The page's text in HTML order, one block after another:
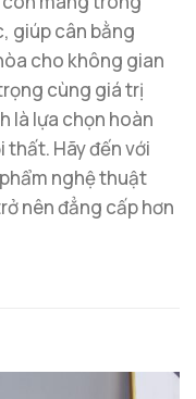
giúp cân bằng
cho không gian
cùng giá trị
là lựa chọn hoàn
Hãy đến với
nghệ thuật
nên đẳng cấp hơn